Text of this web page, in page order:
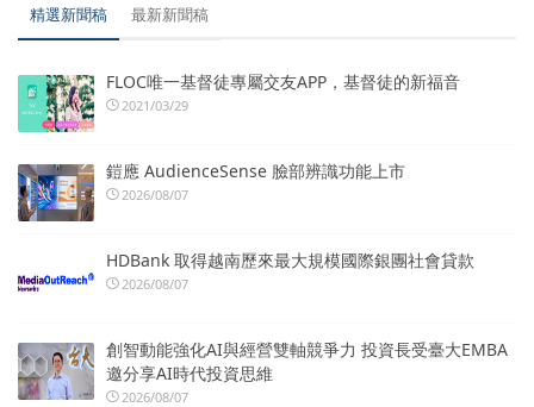
精選新聞稿 最新新聞稿
FLOC唯一基督徒專屬交友APP，基督徒的新福音
2021/03/29
鎧應 AudienceSense 臉部辨識功能上市
2026/08/07
HDBank 取得越南歷來最大規模國際銀團社會貸款
2026/08/07
創智動能強化AI與經營雙軸競爭力 投資長受臺大EMBA
邀分享AI時代投資思維
2026/08/07